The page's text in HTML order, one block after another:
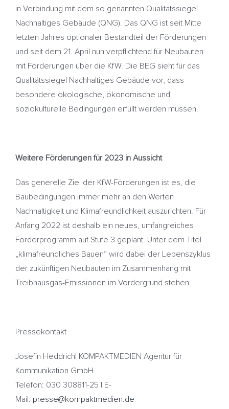
in Verbindung mit dem so genannten Qualitätssiegel
Nachhaltiges Gebäude (QNG). Das QNG ist seit Mitte
letzten Jahres optionaler Bestandteil der Förderungen
und seit dem 21. April nun verpflichtend für Neubauten
mit Förderungen über die KfW. Die BEG sieht für das
Qualitätssiegel Nachhaltiges Gebäude vor, dass
besondere ökologische, ökonomische und
soziokulturelle Bedingungen erfüllt werden müssen.
Weitere Förderungen für 2023 in Aussicht
Das generelle Ziel der KfW-Förderungen ist es, die
Baubedingungen immer mehr an den Werten
Nachhaltigkeit und Klimafreundlichkeit auszurichten. Für
Anfang 2022 ist deshalb ein neues, umfangreiches
Förderprogramm auf Stufe 3 geplant. Unter dem Titel
„klimafreundliches Bauen“ wird dabei der Lebenszyklus
der zukünftigen Neubauten im Zusammenhang mit
Treibhausgas-Emissionen im Vordergrund stehen.
Pressekontakt
Josefin Heddrich| KOMPAKTMEDIEN Agentur für
Kommunikation GmbH
Telefon: 030 308811-25 | E-
Mail: presse@kompaktmedien.de